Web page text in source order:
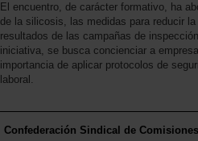
El encuentro, de carácter formativo, ha
de la silicosis, las medidas para reducir
resultados de las campañas de
iniciativa, se busca concienciar a
importancia de aplicar protocolos de
laboral.
Confederación Sindical de